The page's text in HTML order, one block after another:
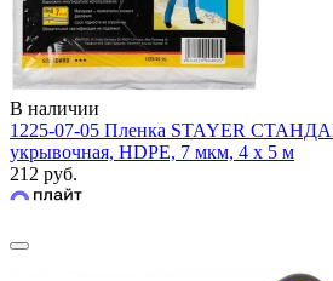
В наличии
1225-07-05 Пленка STAYER
укрывочная, HDPE, 7 мкм, 4 х 5 м
212 руб.